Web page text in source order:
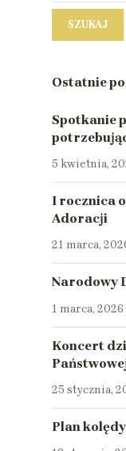
Ostatnie
Spotkanie
5 kwietnia,
I rocznica
Adoracji
21 marca,
Narodowy
1 marca, 2026
Koncert
25 stycznia,
Plan